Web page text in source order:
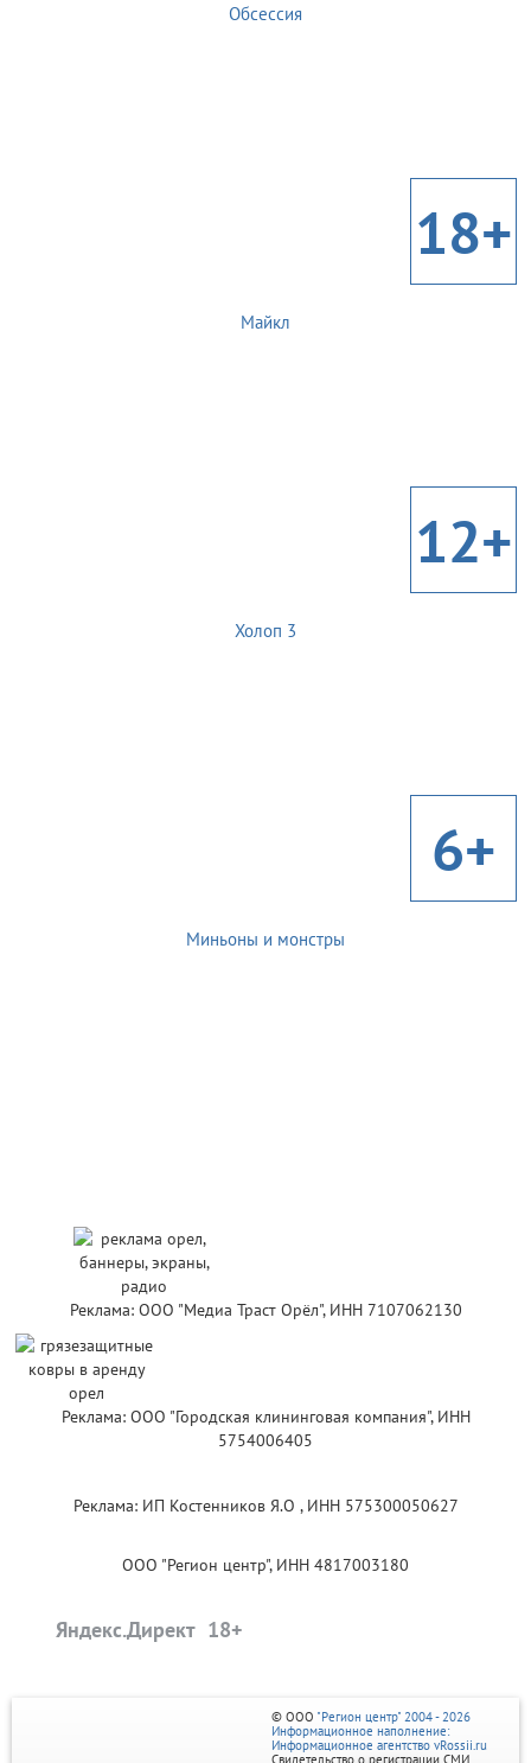
Обсессия
18+
Майкл
12+
Холоп 3
6+
Миньоны и монстры
Реклама: ООО "Медиа Траст Орёл", ИНН 7107062130
Реклама: ООО "Городская клининговая компания", ИНН
5754006405
Реклама: ИП Костенников Я.О , ИНН 575300050627
ООО "Регион центр", ИНН 4817003180
Яндекс.Директ
© ООО "Регион центр" 2004 - 2026
Информационное наполнение:
Информационное агентство vRossii.ru
Свидетельство о регистрации СМИ